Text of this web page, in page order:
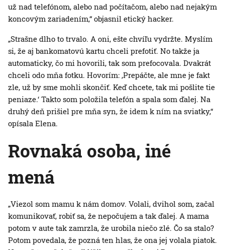
už nad telefónom, alebo nad počítačom, alebo nad nejakým
koncovým zariadením,“ objasnil etický hacker.
„Strašne dlho to trvalo. A oni, ešte chvíľu vydržte. Myslím
si, že aj bankomatovú kartu chceli prefotiť. No takže ja
automaticky, čo mi hovorili, tak som prefocovala. Dvakrát
chceli odo mňa fotku. Hovorím: ‚Prepáčte, ale mne je fakt
zle, už by sme mohli skončiť. Keď chcete, tak mi pošlite tie
peniaze.‘ Takto som položila telefón a spala som ďalej. Na
druhý deň prišiel pre mňa syn, že idem k ním na sviatky,“
opísala Elena.
Rovnaká osoba, iné
mená
„Viezol som mamu k nám domov. Volali, dvihol som, začal
komunikovať, robiť sa, že nepočujem a tak ďalej. A mama
potom v aute tak zamrzla, že urobila niečo zlé. Čo sa stalo?
Potom povedala, že pozná ten hlas, že ona jej volala piatok.